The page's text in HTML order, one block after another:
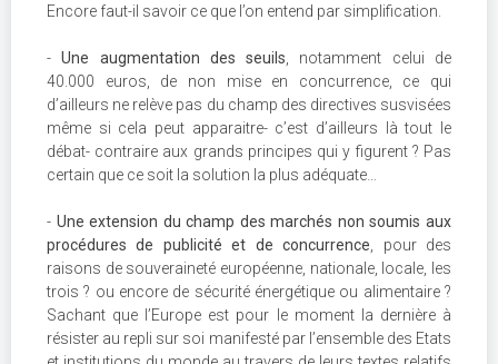
Encore faut-il savoir ce que l’on entend par simplification.
-Une augmentation des seuils , notamment celui de
40.000 euros, de non mise en concurrence, ce qui
d’ailleurs ne relève pas du champ des directives susvisées
même si cela peut apparaitre- c’est d’ailleurs là tout le
débat- contraire aux grands principes qui y figurent ? Pas
certain que ce soit la solution la plus adéquate…
- Une extension du champ des marchés non soumis aux
procédures de publicité et de concurrence , pour des
raisons de souveraineté européenne, nationale, locale, les
trois ? ou encore de sécurité énergétique ou alimentaire ?
Sachant que l’Europe est pour le moment la dernière à
résister au repli sur soi manifesté par l’ensemble des Etats